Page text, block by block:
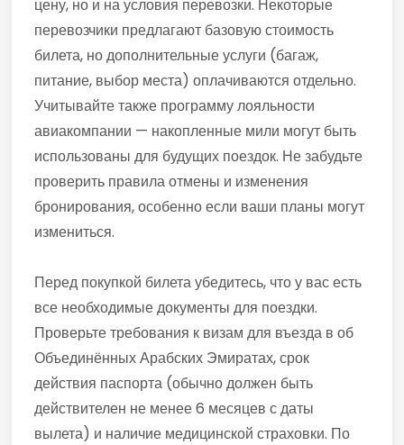
цену, но и на условия перевозки. Некоторые
перевозчики предлагают базовую стоимость
билета, но дополнительные услуги (багаж,
питание, выбор места) оплачиваются отдельно.
Учитывайте также программу лояльности
авиакомпании — накопленные мили могут быть
использованы для будущих поездок. Не забудьте
проверить правила отмены и изменения
бронирования, особенно если ваши планы могут
измениться.
Перед покупкой билета убедитесь, что у вас есть
все необходимые документы для поездки.
Проверьте требования к визам для въезда в об
Объединённых Арабских Эмиратах, срок
действия паспорта (обычно должен быть
действителен не менее 6 месяцев с даты
вылета) и наличие медицинской страховки. По